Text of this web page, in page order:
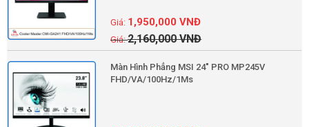
2,160,000VNĐ
1,950,000VNĐ
Màn Hình Phẳng MSI 24" PRO MP245V
FHD/VA/100Hz/1Ms